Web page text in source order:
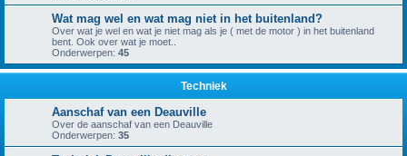
Wat mag wel en wat mag niet in het buitenland?
Over wat je wel en wat je niet mag als je ( met de motor ) in het buitenland
bent. Ook over wat je moet..
Onderwerpen: 45
Techniek
Aanschaf van een Deauville
Over de aanschaf van een Deauville
Onderwerpen: 35